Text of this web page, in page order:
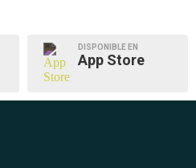
DISPONIBLE EN
App Store